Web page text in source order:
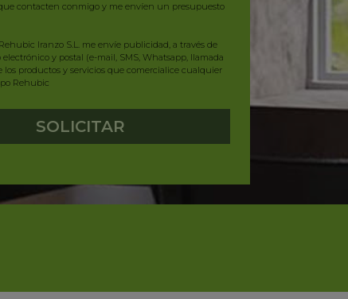
contacten conmigo y me envíen un presupuesto
Iranzo S.L. me envíe publicidad, a través de
y postal (e-mail, SMS, Whatsapp, llamada
los productos y servicios que comercialice cualquier
Rehubic